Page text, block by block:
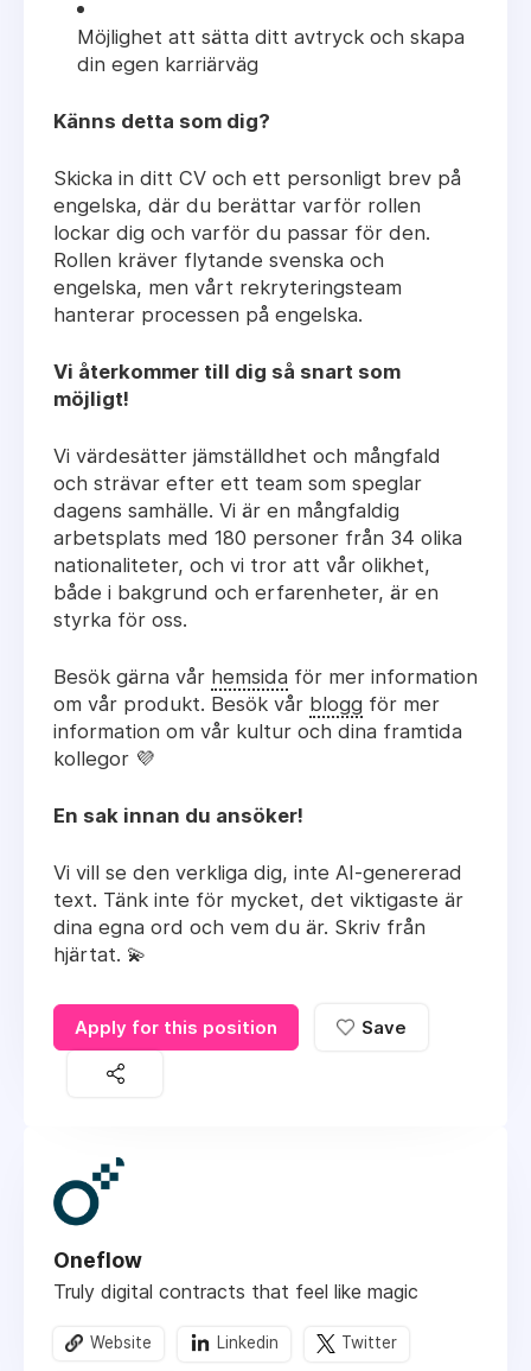
Möjlighet att sätta ditt avtryck och skapa
din egen karriärväg
Känns detta som dig?
Skicka in ditt CV och ett personligt brev på
engelska, där du berättar varför rollen
lockar dig och varför du passar för den.
Rollen kräver flytande svenska och
engelska, men vårt rekryteringsteam
hanterar processen på engelska.
Vi återkommer till dig så snart som
möjligt!
Vi värdesätter jämställdhet och mångfald
och strävar efter ett team som speglar
dagens samhälle. Vi är en mångfaldig
arbetsplats med 180 personer från 34 olika
nationaliteter, och vi tror att vår olikhet,
både i bakgrund och erfarenheter, är en
styrka för oss.
Besök gärna vår hemsida för mer information
om vår produkt. Besök vår blogg för mer
information om vår kultur och dina framtida
kollegor 💜
En sak innan du ansöker!
Vi vill se den verkliga dig, inte AI-genererad
text. Tänk inte för mycket, det viktigaste är
dina egna ord och vem du är. Skriv från
hjärtat. 💫
Apply for this position Save
Oneflow
Truly digital contracts that feel like magic
Website Linkedin Twitter